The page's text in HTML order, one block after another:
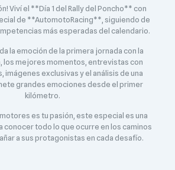
Viví el **Día 1 del Rally del Poncho** con
de **AutomotoRacing**, siguiendo de
más esperadas del calendario.
la emoción de la primera jornada con la
los mejores momentos, entrevistas con
imágenes exclusivas y el análisis de una
grandes emociones desde el primer
kilómetro.
es tu pasión, este especial es una
conocer todo lo que ocurre en los caminos
a sus protagonistas en cada desafío.